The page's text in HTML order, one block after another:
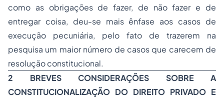
como as obrigações de fazer, de não fazer e de
entregar coisa, deu-se mais ênfase aos casos de
execução pecuniária, pelo fato de trazerem na
pesquisa um maior número de casos que carecem de
resolução constitucional.
2 BREVES CONSIDERAÇÕES SOBRE A
CONSTITUCIONALIZAÇÃO DO DIREITO PRIVADO E